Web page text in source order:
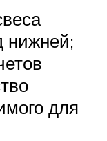
нижней;
для